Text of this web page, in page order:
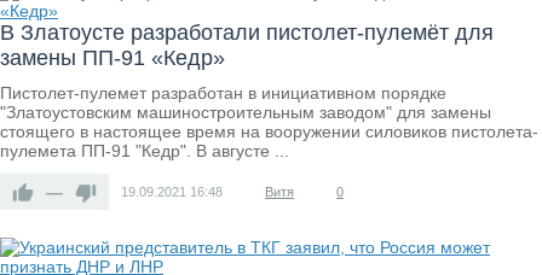
В Златоусте разработали пистолет-пулемёт для
замены ПП-91 «Кедр»
Пистолет-пулемет разработан в инициативном порядке
"Златоустовским машиностроительным заводом" для замены
стоящего в настоящее время на вооружении силовиков пистолета-
пулемета ПП-91 "Кедр". В августе ...
— 19.09.2021 16:48 Витя 0